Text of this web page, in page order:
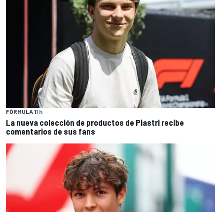
FÓRMULA 11 h
La nueva colección de productos de Piastri recibe
comentarios de sus fans